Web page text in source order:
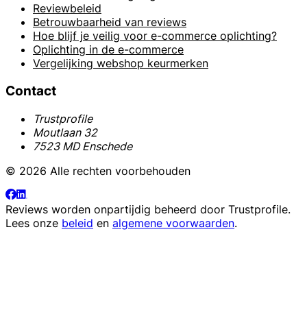
Reviewbeleid
Betrouwbaarheid van reviews
Hoe blijf je veilig voor e-commerce oplichting?
Oplichting in de e-commerce
Vergelijking webshop keurmerken
Contact
Trustprofile
Moutlaan 32
7523 MD Enschede
© 2026 Alle rechten voorbehouden
Reviews worden onpartijdig beheerd door Trustprofile.
Lees onze beleid en algemene voorwaarden.